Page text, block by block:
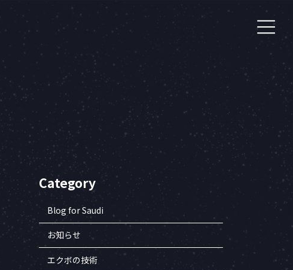
Category
Blog for Saudi
お知らせ
エクボの技術